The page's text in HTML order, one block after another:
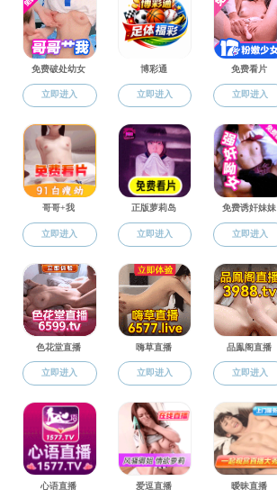
认证中心副主任 || 陆游 博士
常用链接
成人直播
信息门户
苏大黄页
快速链接
信息门户
飞机航班
火车时刻